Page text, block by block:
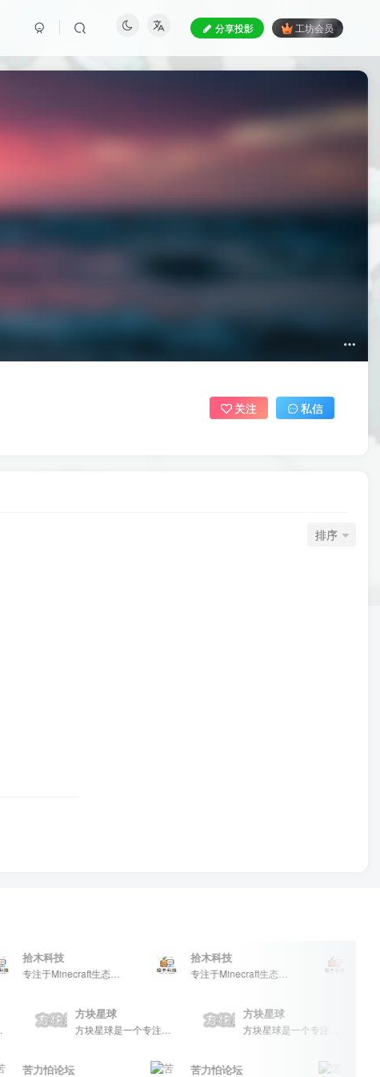
分享投影 工坊会员
关注 私信
排序
拾木科技
专注于Minecraft生态建设
拾木科技
专注于Minecraft生态建设
方块星球 方块星球
苦力怕论坛 苦力怕论坛